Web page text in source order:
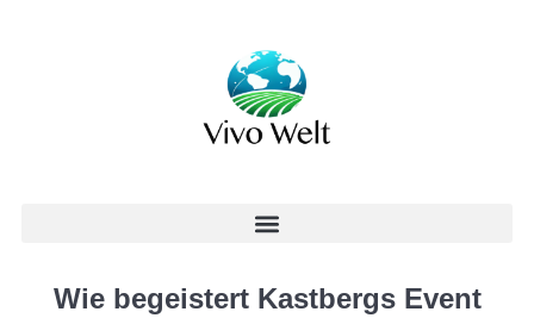
Wie begeistert Kastbergs Event